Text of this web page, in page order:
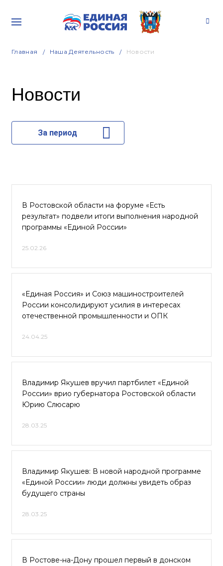
Главная Наша Деятельность Новости
Новости
За период
В Ростовской области на форуме «Есть
результат» подвели итоги выполнения народной
программы «Единой России»
25.02.26
«Единая Россия» и Союз машиностроителей
России консолидируют усилия в интересах
отечественной промышленности и ОПК
24.04.25
Владимир Якушев вручил партбилет «Единой
России» врио губернатора Ростовской области
Юрию Слюсарю
28.03.25
Владимир Якушев: В новой народной программе
«Единой России» люди должны увидеть образ
будущего страны
28.03.25
В Ростове-на-Дону прошел первый в донском